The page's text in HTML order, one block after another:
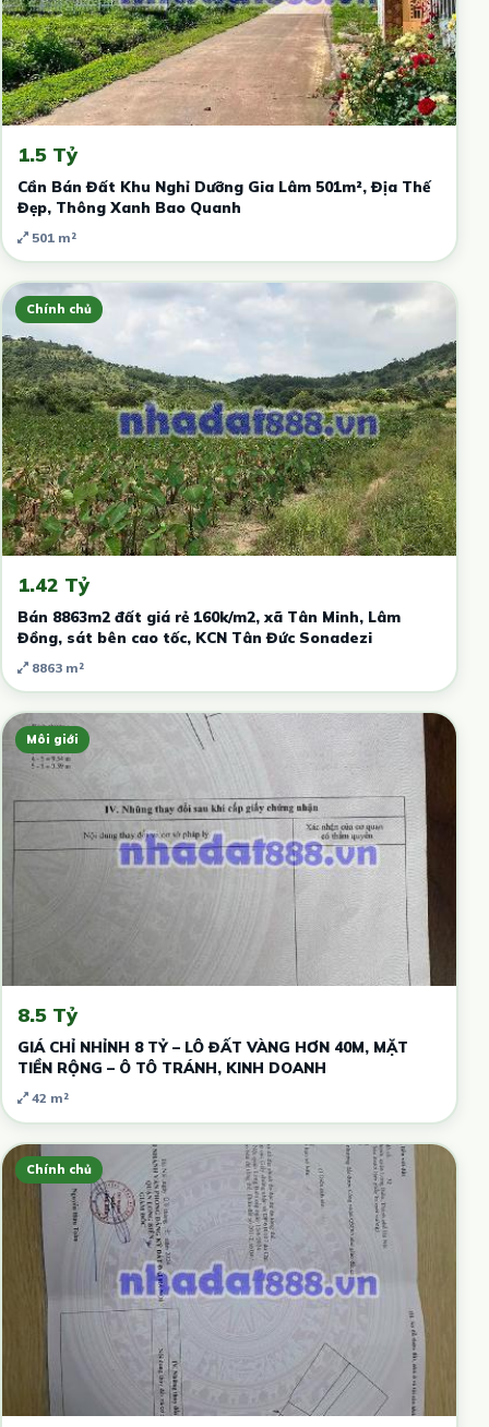
1.5 Tỷ
Cần Bán Đất Khu Nghỉ Dưỡng Gia Lâm 501m², Địa Thế
Đẹp, Thông Xanh Bao Quanh
501 m²
Chính chủ
1.42 Tỷ
Bán 8863m2 đất giá rẻ 160k/m2, xã Tân Minh, Lâm
Đồng, sát bên cao tốc, KCN Tân Đức Sonadezi
8863 m²
Môi giới
8.5 Tỷ
GIÁ CHỈ NHỈNH 8 TỶ – LÔ ĐẤT VÀNG HƠN 40M, MẶT
TIỀN RỘNG – Ô TÔ TRÁNH, KINH DOANH
42 m²
Chính chủ